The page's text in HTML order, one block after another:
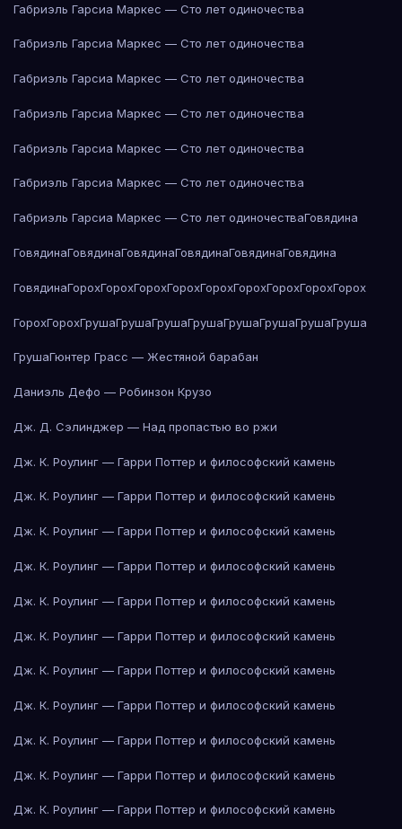
Габриэль Гарсиа Маркес — Сто лет одиночества
Габриэль Гарсиа Маркес — Сто лет одиночества
Габриэль Гарсиа Маркес — Сто лет одиночества
Габриэль Гарсиа Маркес — Сто лет одиночества
Габриэль Гарсиа Маркес — Сто лет одиночества
Габриэль Гарсиа Маркес — Сто лет одиночества
Габриэль Гарсиа Маркес — Сто лет одиночестваГовядина
ГовядинаГовядинаГовядинаГовядинаГовядинаГовядина
ГовядинаГорохГорохГорохГорохГорохГорохГорохГорохГорох
ГорохГорохГрушаГрушаГрушаГрушаГрушаГрушаГрушаГруша
ГрушаГюнтер Грасс — Жестяной барабан
Даниэль Дефо — Робинзон Крузо
Дж. Д. Сэлинджер — Над пропастью во ржи
Дж. К. Роулинг — Гарри Поттер и философский камень
Дж. К. Роулинг — Гарри Поттер и философский камень
Дж. К. Роулинг — Гарри Поттер и философский камень
Дж. К. Роулинг — Гарри Поттер и философский камень
Дж. К. Роулинг — Гарри Поттер и философский камень
Дж. К. Роулинг — Гарри Поттер и философский камень
Дж. К. Роулинг — Гарри Поттер и философский камень
Дж. К. Роулинг — Гарри Поттер и философский камень
Дж. К. Роулинг — Гарри Поттер и философский камень
Дж. К. Роулинг — Гарри Поттер и философский камень
Дж. К. Роулинг — Гарри Поттер и философский камень